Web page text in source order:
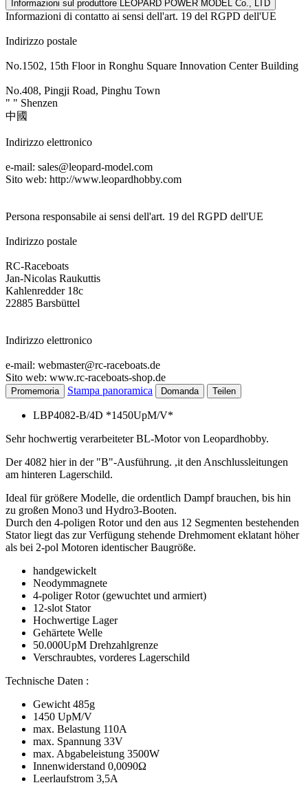
Informazioni sul produttore LEOPARD POWER MODEL Co., LTD
Informazioni di contatto ai sensi dell'art. 19 del RGPD dell'UE
Indirizzo postale
No.1502, 15th Floor in Ronghu Square Innovation Center Building
No.408, Pingji Road, Pinghu Town
" " Shenzen
中國
Indirizzo elettronico
e-mail: sales@leopard-model.com
Sito web: http://www.leopardhobby.com
Persona responsabile ai sensi dell'art. 19 del RGPD dell'UE
Indirizzo postale
RC-Raceboats
Jan-Nicolas Raukuttis
Kahlenredder 18c
22885 Barsbüttel
Indirizzo elettronico
e-mail: webmaster@rc-raceboats.de
Sito web: www.rc-raceboats-shop.de
Promemoria Stampa panoramica Domanda Teilen
LBP4082-B/4D *1450UpM/V*
Sehr hochwertig verarbeiteter BL-Motor von Leopardhobby.
Der 4082 hier in der "B"-Ausführung. ,it den Anschlussleitungen
am hinteren Lagerschild.
Ideal für größere Modelle, die ordentlich Dampf brauchen, bis hin
zu großen Mono3 und Hydro3-Booten.
Durch den 4-poligen Rotor und den aus 12 Segmenten bestehenden
Stator liegt das zur Verfügung stehende Drehmoment eklatant höher
als bei 2-pol Motoren identischer Baugröße.
handgewickelt
Neodymmagnete
4-poliger Rotor (gewuchtet und armiert)
12-slot Stator
Hochwertige Lager
Gehärtete Welle
50.000UpM Drehzahlgrenze
Verschraubtes, vorderes Lagerschild
Technische Daten :
Gewicht 485g
1450 UpM/V
max. Belastung 110A
max. Spannung 33V
max. Abgabeleistung 3500W
Innenwiderstand 0,0090Ω
Leerlaufstrom 3,5A